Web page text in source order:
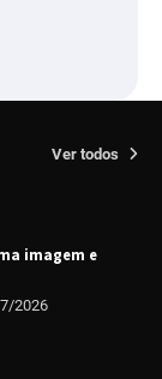
Ver todos
imagem e
2026